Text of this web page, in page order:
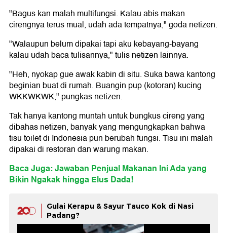
"Bagus kan malah multifungsi. Kalau abis makan
cirengnya terus mual, udah ada tempatnya," goda netizen.
"Walaupun belum dipakai tapi aku kebayang-bayang
kalau udah baca tulisannya," tulis netizen lainnya.
"Heh, nyokap gue awak kabin di situ. Suka bawa kantong
beginian buat di rumah. Buangin pup (kotoran) kucing
WKKWKWK," pungkas netizen.
Tak hanya kantong muntah untuk bungkus cireng yang
dibahas netizen, banyak yang mengungkapkan bahwa
tisu toilet di Indonesia pun berubah fungsi. Tisu ini malah
dipakai di restoran dan warung makan.
Baca Juga: Jawaban Penjual Makanan Ini Ada yang
Bikin Ngakak hingga Elus Dada!
Gulai Kerapu & Sayur Tauco Kok di Nasi
Padang?